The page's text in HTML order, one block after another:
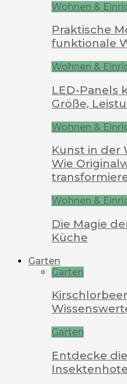
Wohnen &
Praktische
funktionale
Wohnen &
LED-Panels
Größe,
Wohnen &
Kunst in der
Wie
Wohnen &
Die Magie
Küche
Garten
Garten
Garten
Entdecke